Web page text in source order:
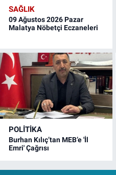
SAĞLIK
09 Ağustos 2026 Pazar
Malatya Nöbetçi Eczaneleri
POLITIKA
Burhan Kılıç’tan MEB’e 'İl
Emri' Çağrısı